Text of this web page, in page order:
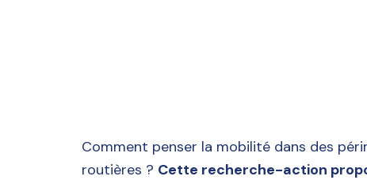
Comment penser la mobilité dans des
routières ? Cette recherche-action